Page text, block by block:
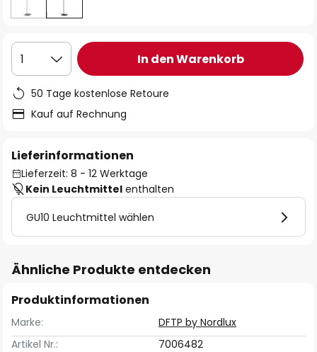
1 In den Warenkorb
50 Tage kostenlose Retoure
Kauf auf Rechnung
Lieferinformationen
Lieferzeit: 8 - 12 Werktage
Kein Leuchtmittel enthalten
GU10 Leuchtmittel wählen
Ähnliche Produkte entdecken
Produktinformationen
Marke:
DFTP by Nordlux
Artikel Nr.:
7006482